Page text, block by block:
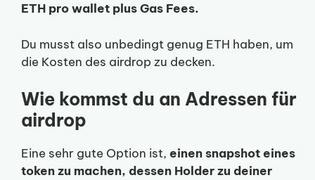
ETH pro wallet plus Gas Fees.
Du musst also unbedingt genug ETH haben, um
die Kosten des airdrop zu decken.
Wie kommst du an Adressen für
airdrop
Eine sehr gute Option ist, einen snapshot eines
token zu machen, dessen Holder zu deiner